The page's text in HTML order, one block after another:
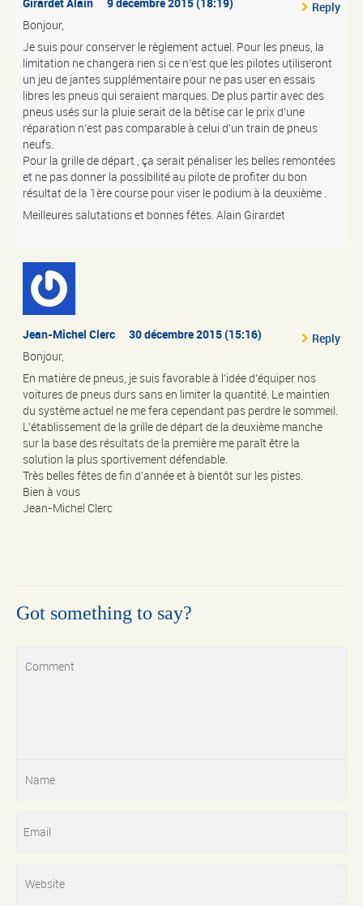
Reply
Bonjour,
Je suis pour conserver le règlement actuel. Pour les pneus, la
limitation ne changera rien si ce n’est que les pilotes utiliseront
un jeu de jantes supplémentaire pour ne pas user en essais
libres les pneus qui seraient marques. De plus partir avec des
pneus usés sur la pluie serait de la bêtise car le prix d’une
réparation n’est pas comparable à celui d’un train de pneus
neufs.
Pour la grille de départ , ça serait pénaliser les belles remontées
et ne pas donner la possibilité au pilote de profiter du bon
résultat de la 1ère course pour viser le podium à la deuxième .
Meilleures salutations et bonnes fêtes. Alain Girardet
Jean-Michel Clerc 30 décembre 2015 (15:16)
Reply
Bonjour,
En matière de pneus, je suis favorable à l’idée d’équiper nos
voitures de pneus durs sans en limiter la quantité. Le maintien
du système actuel ne me fera cependant pas perdre le sommeil.
L’établissement de la grille de départ de la deuxième manche
sur la base des résultats de la première me paraît être la
solution la plus sportivement défendable.
Très belles fêtes de fin d’année et à bientôt sur les pistes.
Bien à vous
Jean-Michel Clerc
Got something to say?